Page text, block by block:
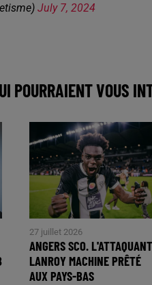
July 7, 2024
POURRAIENT VOUS
27 juillet 2026
ANGERS SCO. L'ATTAQUANT
LANROY MACHINE PRÊTÉ
AUX PAYS-BAS